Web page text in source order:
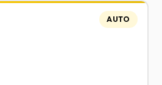
AUTO